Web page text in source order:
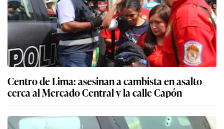
Centro de Lima: asesinan a cambista en asalto
cerca al Mercado Central y la calle Capón